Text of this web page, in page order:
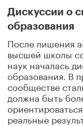
Дискуссии о
образования
После лишения
высшей школы
наук началась
образования. В
сообществе
должна быть
реальные